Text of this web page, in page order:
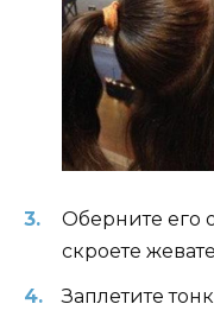
Оберните его
скроете
Заплетите